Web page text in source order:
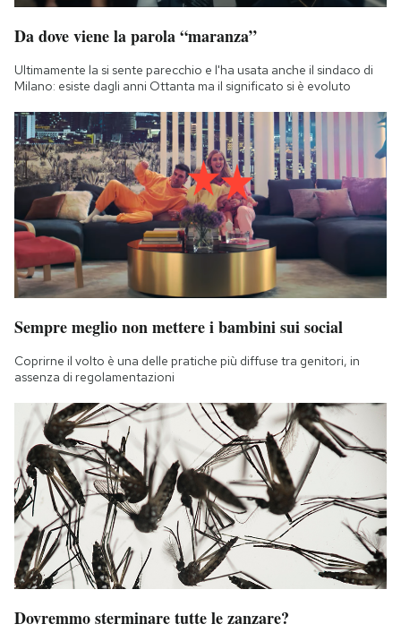
Da dove viene la parola “maranza”
Ultimamente la si sente parecchio e l'ha usata anche il sindaco di
Milano: esiste dagli anni Ottanta ma il significato si è evoluto
Sempre meglio non mettere i bambini sui social
Coprirne il volto è una delle pratiche più diffuse tra genitori, in
assenza di regolamentazioni
Dovremmo sterminare tutte le zanzare?